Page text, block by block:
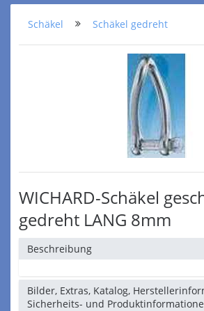
Schäkel Schäkel gedreht
WICHARD-Schäkel
gedreht LANG 8mm
Beschreibung
Bilder, Extras, Katalog,
Sicherheits- und